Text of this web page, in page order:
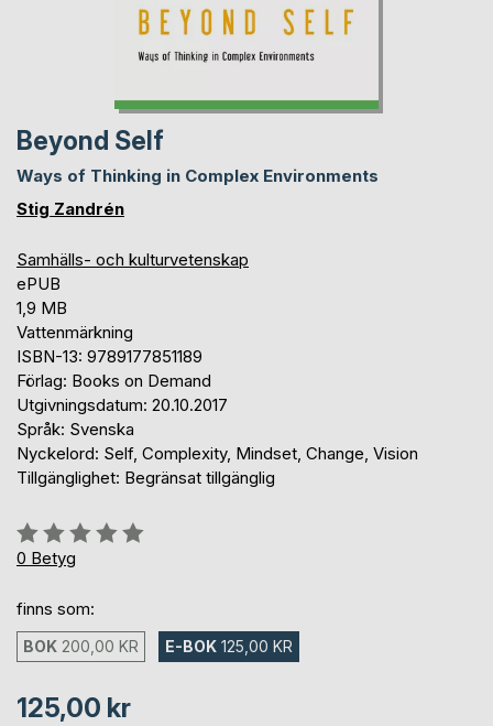
Beyond Self
Ways of Thinking in Complex Environments
Stig Zandrén
Samhälls- och kulturvetenskap
ePUB
1,9 MB
Vattenmärkning
ISBN-13: 9789177851189
Förlag: Books on Demand
Utgivningsdatum: 20.10.2017
Språk: Svenska
Nyckelord: Self, Complexity, Mindset, Change, Vision
Tillgänglighet: Begränsat tillgänglig
Betyg::
0%
0 Betyg
finns som:
BOK 200,00 KR E-BOK 125,00 KR
125,00 kr